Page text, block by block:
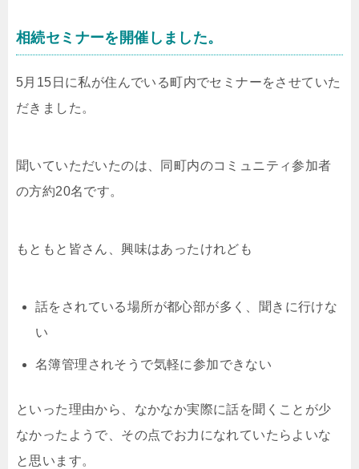
相続セミナーを開催しました。
5月15日に私が住んでいる町内でセミナーをさせていた
だきました。
聞いていただいたのは、同町内のコミュニティ参加者
の方約20名です。
もともと皆さん、興味はあったけれども
話をされている場所が都心部が多く、聞きに行けな
い
名簿管理されそうで気軽に参加できない
といった理由から、なかなか実際に話を聞くことが少
なかったようで、その点でお力になれていたらよいな
と思います。